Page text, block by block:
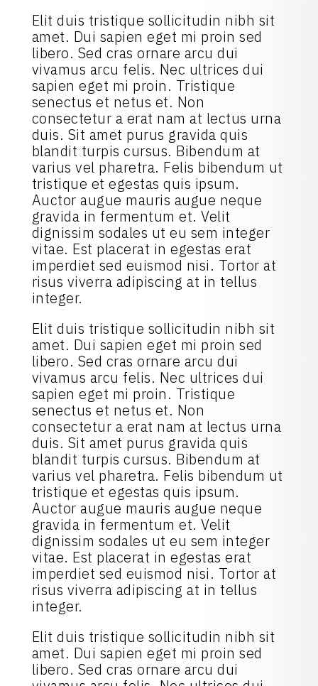
Elit duis tristique sollicitudin nibh sit
amet. Dui sapien eget mi proin sed
libero. Sed cras ornare arcu dui
vivamus arcu felis. Nec ultrices dui
sapien eget mi proin. Tristique
senectus et netus et. Non
consectetur a erat nam at lectus urna
duis. Sit amet purus gravida quis
blandit turpis cursus. Bibendum at
varius vel pharetra. Felis bibendum ut
tristique et egestas quis ipsum.
Auctor augue mauris augue neque
gravida in fermentum et. Velit
dignissim sodales ut eu sem integer
vitae. Est placerat in egestas erat
imperdiet sed euismod nisi. Tortor at
risus viverra adipiscing at in tellus
integer.
Elit duis tristique sollicitudin nibh sit
amet. Dui sapien eget mi proin sed
libero. Sed cras ornare arcu dui
vivamus arcu felis. Nec ultrices dui
sapien eget mi proin. Tristique
senectus et netus et. Non
consectetur a erat nam at lectus urna
duis. Sit amet purus gravida quis
blandit turpis cursus. Bibendum at
varius vel pharetra. Felis bibendum ut
tristique et egestas quis ipsum.
Auctor augue mauris augue neque
gravida in fermentum et. Velit
dignissim sodales ut eu sem integer
vitae. Est placerat in egestas erat
imperdiet sed euismod nisi. Tortor at
risus viverra adipiscing at in tellus
integer.
Elit duis tristique sollicitudin nibh sit
amet. Dui sapien eget mi proin sed
libero. Sed cras ornare arcu dui